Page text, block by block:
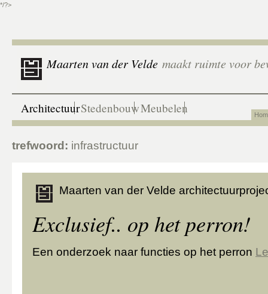
*/?>
Maarten van der Velde maakt ruimte voor
ArchitectuurStedenbouwMeubelen
trefwoord: infrastructuur
Maarten van der Velde
Exclusief.. op het perron!
Een onderzoek naar functies op het perron